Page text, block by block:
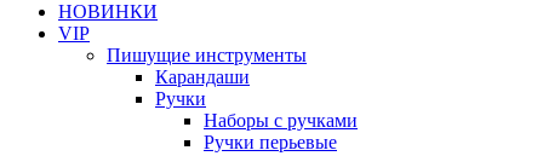
НОВИНКИ
VIP
Пишущие инструменты
Карандаши
Ручки
Наборы с ручками
Ручки перьевые